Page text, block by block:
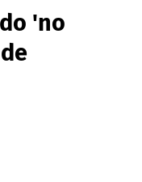
'no